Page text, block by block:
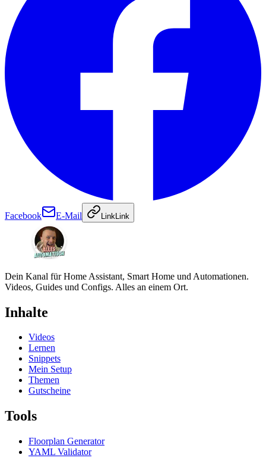
Facebook E-Mail LinkLink
Dein Kanal für Home Assistant, Smart Home und Automationen.
Videos, Guides und Configs. Alles an einem Ort.
Inhalte
Videos
Lernen
Snippets
Mein Setup
Themen
Gutscheine
Tools
Floorplan Generator
YAML Validator